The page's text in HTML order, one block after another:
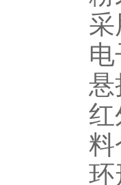
悬
红
料
环